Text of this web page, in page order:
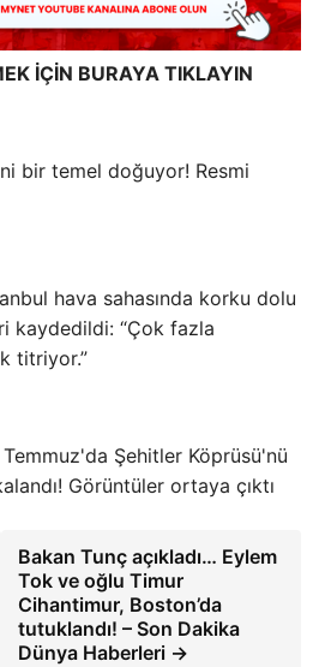
İÇİN BURAYA TIKLAYIN
bir temel doğuyor! Resmi
hava sahasında korku dolu
kaydedildi: “Çok fazla
titriyor.”
Temmuz'da Şehitler Köprüsü'nü
Görüntüler ortaya çıktı
Bakan Tunç açıkladı… Eylem
Tok ve oğlu Timur
Cihantimur, Boston’da
tutuklandı! – Son Dakika
Dünya Haberleri →